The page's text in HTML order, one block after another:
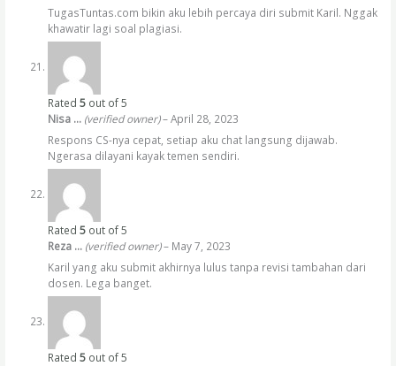
TugasTuntas.com bikin aku lebih percaya diri submit Karil. Nggak
khawatir lagi soal plagiasi.
Rated 5out of 5
Nisa … (verified owner) – April 28, 2023
Respons CS-nya cepat, setiap aku chat langsung dijawab.
Ngerasa dilayani kayak temen sendiri.
Rated 5out of 5
Reza … (verified owner) – May 7, 2023
Karil yang aku submit akhirnya lulus tanpa revisi tambahan dari
dosen. Lega banget.
Rated 5out of 5